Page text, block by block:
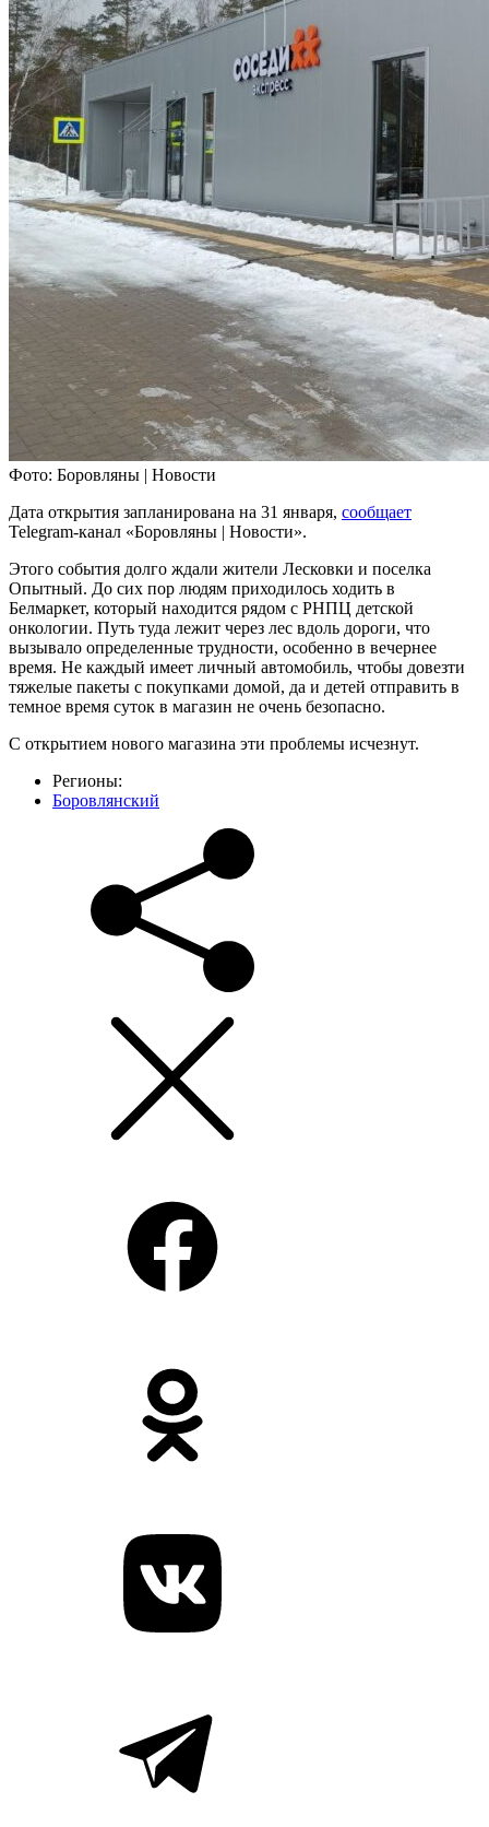
Фото: Боровляны | Новости
Дата открытия запланирована на 31 января, сообщает
Telegram-канал «Боровляны | Новости».
Этого события долго ждали жители Лесковки и поселка
Опытный. До сих пор людям приходилось ходить в
Белмаркет, который находится рядом с РНПЦ детской
онкологии. Путь туда лежит через лес вдоль дороги, что
вызывало определенные трудности, особенно в вечернее
время. Не каждый имеет личный автомобиль, чтобы довезти
тяжелые пакеты с покупками домой, да и детей отправить в
темное время суток в магазин не очень безопасно.
С открытием нового магазина эти проблемы исчезнут.
Регионы:
Боровлянский